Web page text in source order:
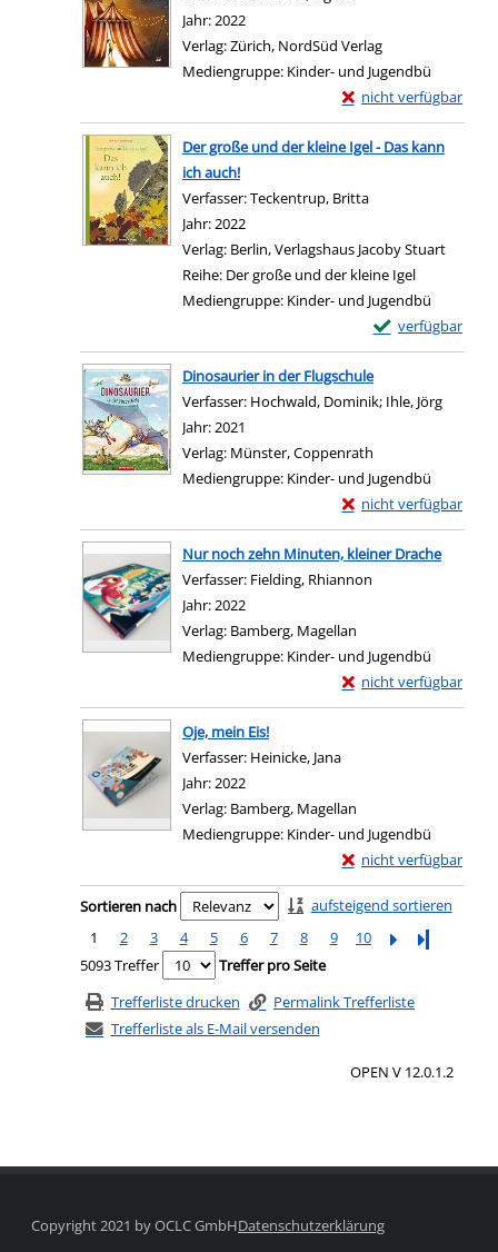
Jahr:2022
Verlag:Zürich, NordSüd Verlag
Mediengruppe: Kinder- und Jugendbü
nicht verfügbar
Exemplar-Details von
Zum Download von
Der große und der kleine Igel - Das kann
ich auch!
Verfasser:Teckentrup, Britta
Jahr:2022
Verlag: Berlin, Verlagshaus Jacoby Stuart
Reihe: Der große und der kleine Igel
Mediengruppe: Kinder- und Jugendbü
verfügbar
Exemplar-Details
Zum Download
Dinosaurier in der Flugschule
Verfasser: Hochwald, Dominik; Ihle, Jörg
Jahr:2021
Verlag: Münster, Coppenrath
Mediengruppe: Kinder- und Jugendbü
nicht verfügbar
Exemplar-Details von
Zum Download von
Nur noch zehn Minuten, kleiner Drache
Verfasser: Fielding, Rhiannon
Jahr:2022
Verlag: Bamberg, Magellan
Mediengruppe: Kinder- und Jugendbü
nicht verfügbar
Exemplar-Details von
Zum Download von
Oje, mein Eis!
Verfasser: Heinicke, Jana
Jahr:2022
Verlag: Bamberg, Magellan
Mediengruppe: Kinder- und Jugendbü
nicht verfügbar
Exemplar-Details von
Zum Download von
Zu den Suchfiltern springen
Sortieren nach
aufsteigend sortieren
1
2 3 4 5 6 7 8 9 10
Letzte Seite
5093 Treffer
Treffer pro Seite
Trefferliste drucken
Permalink Trefferliste
Trefferliste als E-Mail versenden
OPEN V 12.0.1.2
Copyright 2021 by OCLC GmbHDatenschutzerklärung